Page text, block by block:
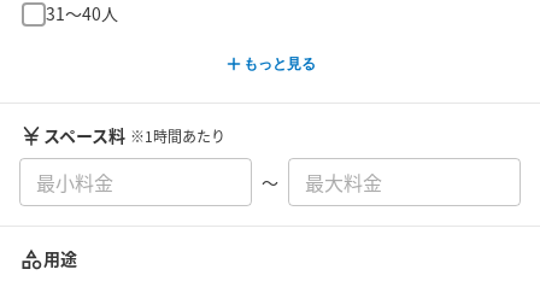
31〜40人
もっと見る
スペース料 ※1時間あたり
〜
用途